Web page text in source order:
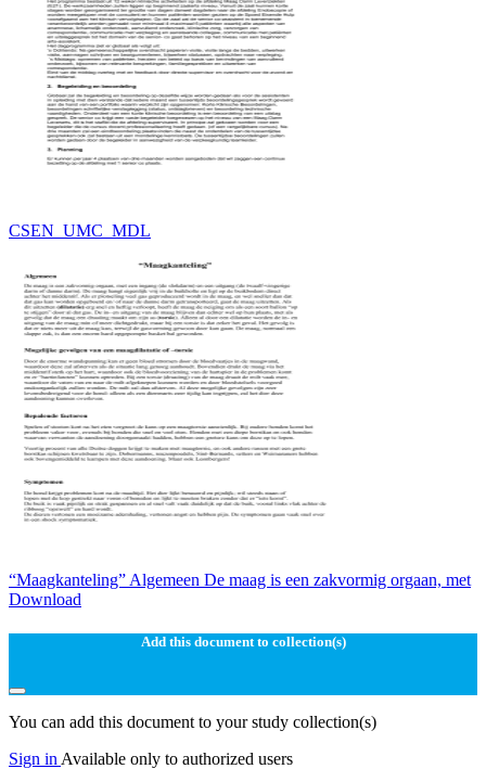
CSEN_UMC_MDL
“Maagkanteling” Algemeen De maag is een zakvormig orgaan, met
Download
Add this document to collection(s)
You can add this document to your study collection(s)
Sign in Available only to authorized users